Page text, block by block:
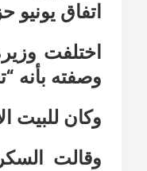
اتفاق يونيو
اختلفت
وصفته بأنه
وكان للبيت
وقالت